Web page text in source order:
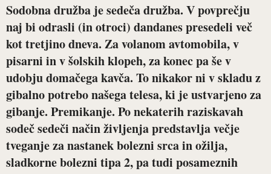
Sodobna družba je sedeča družba. V povprečju
naj bi odrasli (in otroci) dandanes presedeli več
kot tretjino dneva. Za volanom avtomobila, v
pisarni in v šolskih klopeh, za konec pa še v
udobju domačega kavča. To nikakor ni v skladu z
gibalno potrebo našega telesa, ki je ustvarjeno za
gibanje. Premikanje. Po nekaterih raziskavah
sodeč sedeči način življenja predstavlja večje
tveganje za nastanek bolezni srca in ožilja,
sladkorne bolezni tipa 2, pa tudi posameznih